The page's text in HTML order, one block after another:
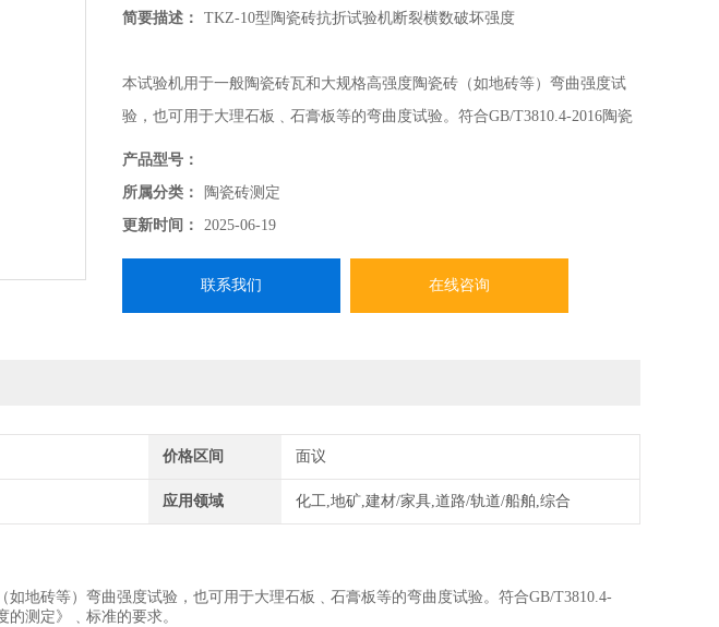
简要描述： TKZ-10型陶瓷砖抗折试验机断裂横数破坏强度
本试验机用于一般陶瓷砖瓦和大规格高强度陶瓷砖（如地砖等）弯曲强度试
验，也可用于大理石板﹑石膏板等的弯曲度试验。符合GB/T3810.4-2016陶瓷
砖试验方法第四部分《断裂横数和破坏强度的测定》﹑标准的要求。
产品型号：
所属分类：
陶瓷砖测定
更新时间：
2025-06-19
联系我们 在线咨询
价格区间 面议
应用领域 化工,地矿,建材/家具,道路/轨道/船舶,综合
地砖等）弯曲强度试验，也可用于大理石板﹑石膏板等的弯曲度试验。符合GB/T3810.4-
测定》﹑标准的要求。